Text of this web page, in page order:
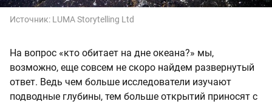
Источник: LUMA Storytelling Ltd
На вопрос «кто обитает на дне океана?» мы,
возможно, еще совсем не скоро найдем развернутый
ответ. Ведь чем больше исследователи изучают
подводные глубины, тем больше открытий приносят с